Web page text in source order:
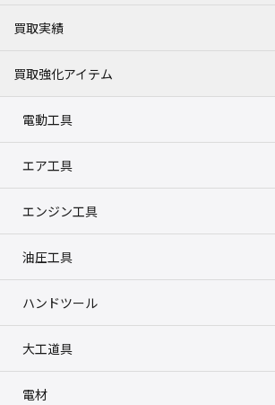
買取実績
買取強化アイテム
電動工具
エア工具
エンジン工具
油圧工具
ハンドツール
大工道具
電材